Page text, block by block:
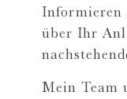
Informieren
über Ihr
Mein Team